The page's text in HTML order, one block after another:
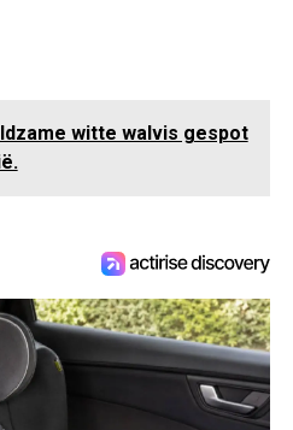
witte walvis gespot